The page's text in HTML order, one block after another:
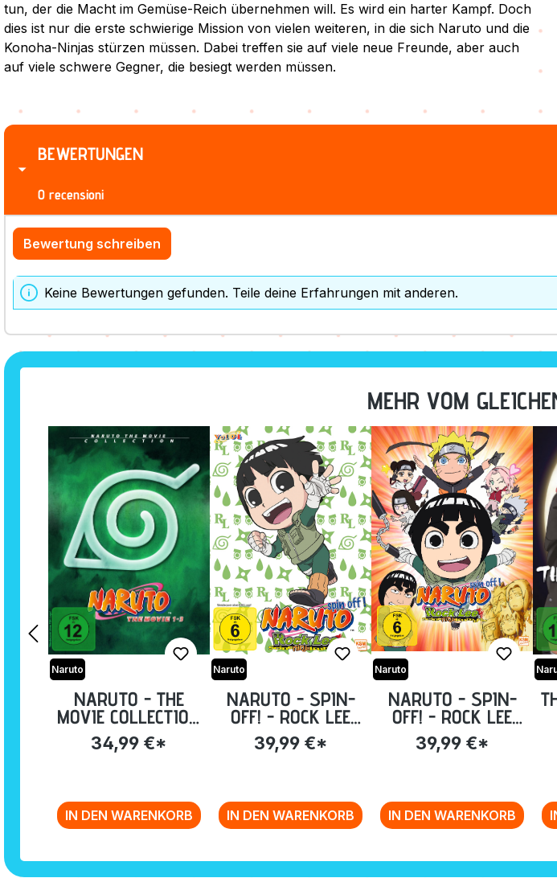
tun, der die Macht im Gemüse-Reich übernehmen will. Es wird ein harter Kampf. Doch
dies ist nur die erste schwierige Mission von vielen weiteren, in die sich Naruto und die
Konoha-Ninjas stürzen müssen. Dabei treffen sie auf viele neue Freunde, aber auch
auf viele schwere Gegner, die besiegt werden müssen.
BEWERTUNGEN
0 recensioni
Bewertung schreiben
Keine Bewertungen gefunden. Teile deine Erfahrungen mit anderen.
MEHR VOM
Naruto
NARUTO - THE
MOVIE COLLECTION
(MOVIE 1-3) [DVD]
34,99 €*
IN DEN WARENKORB
Naruto
NARUTO - SPIN-
OFF! - ROCK LEE
UND SEINE NINJA
KUMPELS - VOLUME
39,99 €*
IN DEN WARENKORB
Naruto
NARUTO - SPIN-
OFF! - ROCK LEE
UND SEINE NINJA
KUMPELS - VOLUME
39,99 €*
IN DEN WARENKORB